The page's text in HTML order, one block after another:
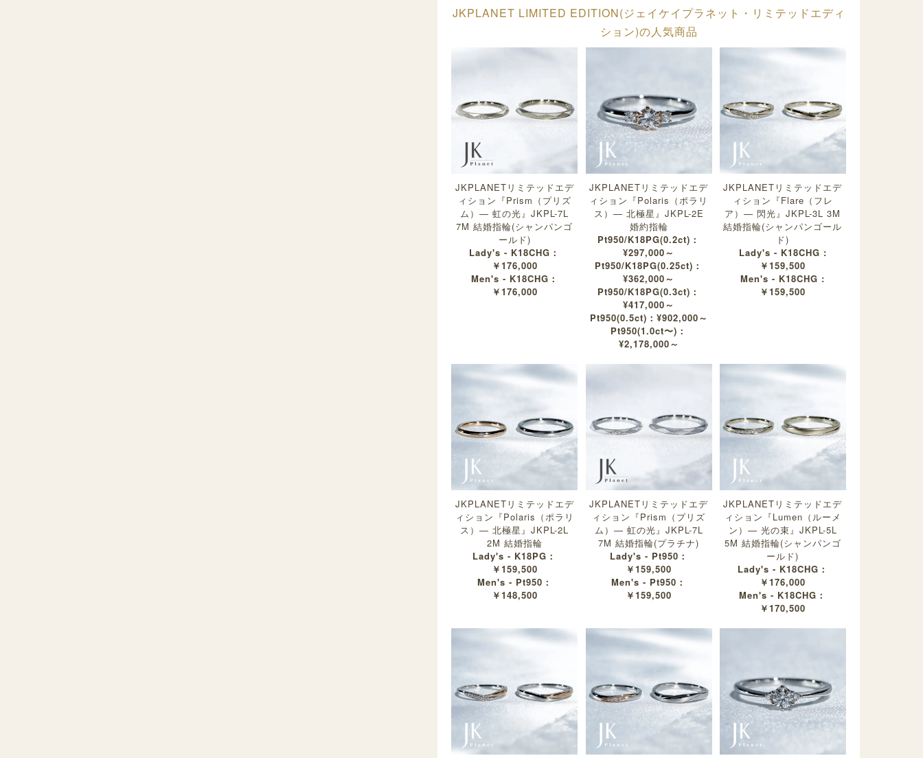
JKPLANET LIMITED EDITION(ジェイケイプラネット・リミテッドエディ
ション)の人気商品
JKPLANETリミテッドエデ
ィション『Prism（プリズ
ム）— 虹の光』JKPL-7L
7M 結婚指輪(シャンパンゴ
ールド)
Lady's - K18CHG：
￥176,000
Men's - K18CHG：
￥176,000
JKPLANETリミテッドエデ
ィション『Polaris（ポラリ
ス）— 北極星』JKPL-2E
婚約指輪
Pt950/K18PG(0.2ct)：
¥297,000～
Pt950/K18PG(0.25ct)：
¥362,000～
Pt950/K18PG(0.3ct)：
¥417,000～
Pt950(0.5ct)：¥902,000～
Pt950(1.0ct〜)：
¥2,178,000～
JKPLANETリミテッドエデ
ィション『Flare（フレ
ア）— 閃光』JKPL-3L 3M
結婚指輪(シャンパンゴール
ド)
Lady's - K18CHG :
￥159,500
Men's - K18CHG :
￥159,500
JKPLANETリミテッドエデ
ィション『Polaris（ポラリ
ス）— 北極星』JKPL-2L
2M 結婚指輪
Lady's - K18PG：
￥159,500
Men's - Pt950：
￥148,500
JKPLANETリミテッドエデ
ィション『Prism（プリズ
ム）— 虹の光』JKPL-7L
7M 結婚指輪(プラチナ)
Lady's - Pt950：
￥159,500
Men's - Pt950：
￥159,500
JKPLANETリミテッドエデ
ィション『Lumen（ルーメ
ン）— 光の束』JKPL-5L
5M 結婚指輪(シャンパンゴ
ールド)
Lady's - K18CHG：
￥176,000
Men's - K18CHG：
￥170,500